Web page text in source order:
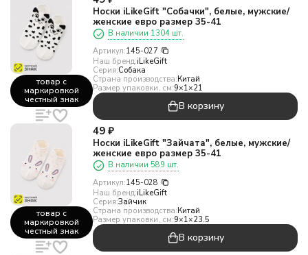
товар с
маркировкой
честный знак
Носки iLikeGift "Собачки", белые, мужские/
женские евро размер 35-41
В наличии 1304 шт.
Артикул:145-027
Наш бренд:iLikeGift
Серия:Собака
Страна производства:Китай
Размер упаковки, см:9×1×21
В корзину
товар с
маркировкой
честный знак
49 ₽
Носки iLikeGift "Зайчата", белые, мужские/
женские евро размер 35-41
В наличии 589 шт.
Артикул:145-028
Наш бренд:iLikeGift
Серия:Зайчик
Страна производства:Китай
Размер упаковки, см:9×1×23.5
В корзину